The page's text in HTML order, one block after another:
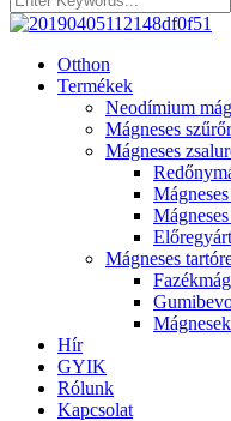
Otthon
Termékek
Neodímium
Mágneses
Mágneses
Mágneses
Hír
GYIK
Rólunk
Kapcsolat